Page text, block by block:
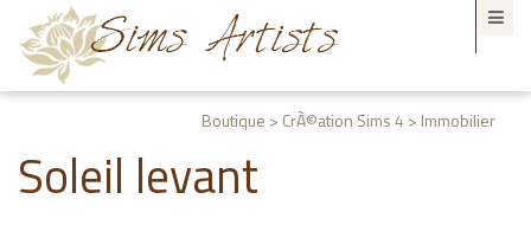
Boutique > CrÃ©ation Sims 4 > Immobilier
Soleil levant